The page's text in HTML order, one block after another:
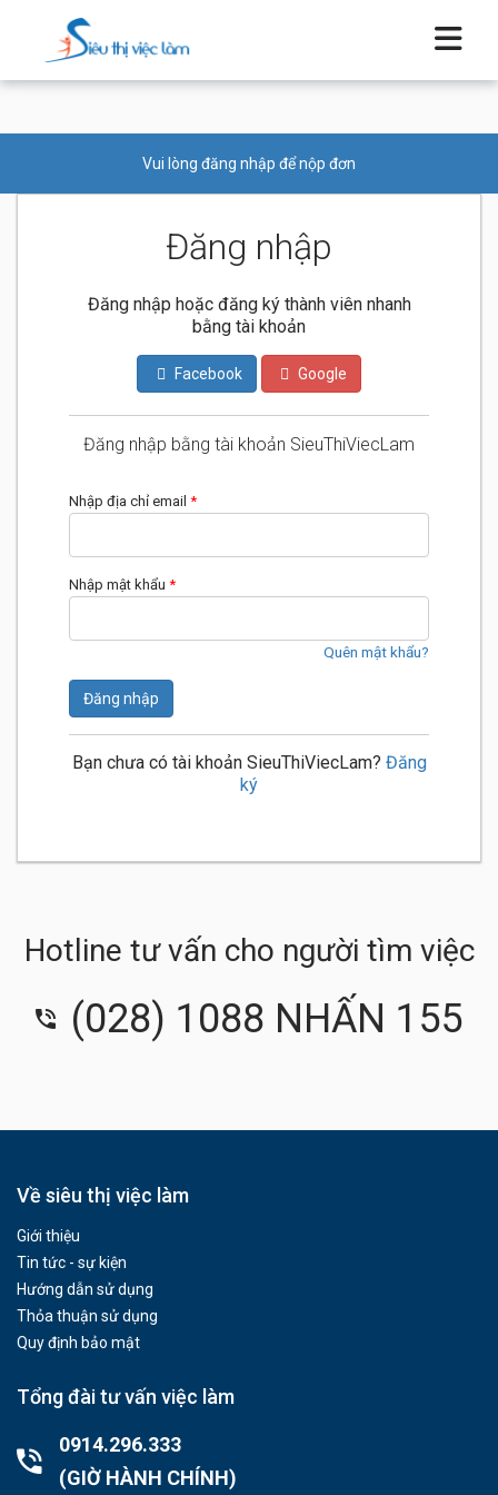
Vui lòng đăng nhập để nộp đơn
Đăng nhập
Đăng nhập hoặc đăng ký thành viên nhanh
bằng tài khoản
Facebook Google
Đăng nhập bằng tài khoản SieuThiViecLam
Nhập địa chỉ email *
Nhập mật khẩu *
Quên mật khẩu?
Đăng nhập
Bạn chưa có tài khoản SieuThiViecLam? Đăng
ký
Hotline tư vấn cho người tìm việc
(028) 1088 NHẤN 155
Về siêu thị việc làm
Giới thiệu
Tin tức - sự kiện
Hướng dẫn sử dụng
Thỏa thuận sử dụng
Quy định bảo mật
Tổng đài tư vấn việc làm
0914.296.333
(GIỜ HÀNH CHÍNH)